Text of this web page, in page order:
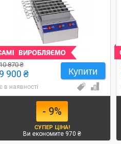
Купити
870 ₴
9 900 ₴
є в наявності
- 9%
СУПЕР ЦІНА!
Ви економите 970 ₴